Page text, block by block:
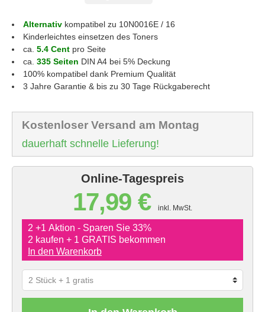
Alternativ kompatibel zu 10N0016E / 16
Kinderleichtes einsetzen des Toners
ca. 5.4 Cent pro Seite
ca. 335 Seiten DIN A4 bei 5% Deckung
100% kompatibel dank Premium Qualität
3 Jahre Garantie & bis zu 30 Tage Rückgaberecht
Kostenloser Versand am Montag
dauerhaft schnelle Lieferung!
Online-Tagespreis
17,99 € inkl. MwSt.
2 +1 Aktion - Sparen Sie 33%
2 kaufen + 1 GRATIS bekommen
In den Warenkorb